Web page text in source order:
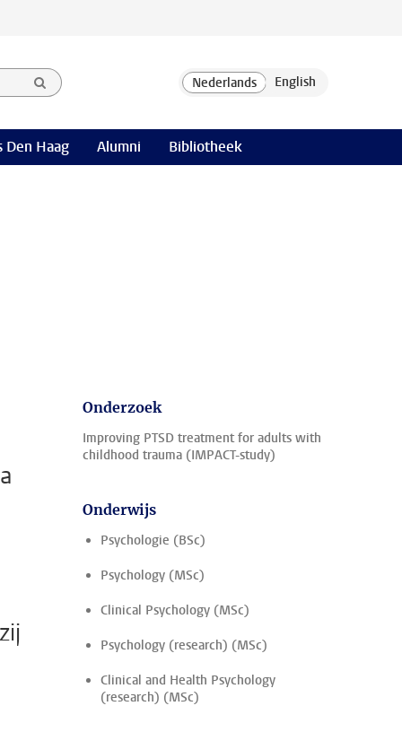
Den Haag Alumni Bibliotheek
Onderzoek
Improving PTSD treatment for adults with
childhood trauma (IMPACT-study)
Onderwijs
Psychologie (BSc)
Psychology (MSc)
Clinical Psychology (MSc)
Psychology (research) (MSc)
Clinical and Health Psychology
(research) (MSc)